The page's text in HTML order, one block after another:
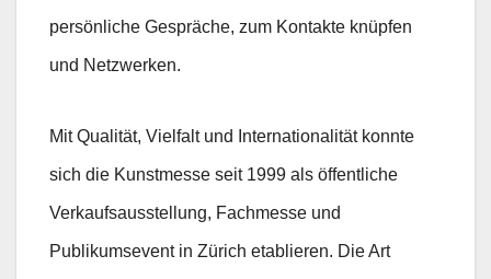
persönliche Gespräche, zum Kontakte knüpfen
und Netzwerken.
Mit Qualität, Vielfalt und Internationalität konnte
sich die Kunstmesse seit 1999 als öffentliche
Verkaufsausstellung, Fachmesse und
Publikumsevent in Zürich etablieren. Die Art